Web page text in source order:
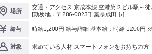
書類の記入案内 ・パスポート読み取り端末の操作補助
る 補助業務をお任せします！ ※立ち仕事が中心になります。 国内外問
ざまな方とコミュニケーションを取る 機会がありますが
せん。 もちろん外国語が話せる方は、 ご自身の語学力を思う存分発揮
者大歓迎！／ 幅広い年齢層のスタッフが活躍しています。 ＼
ークOK！スキマ時間に／ ＊Wワーク・副業可 ＊家事の
退職後にフルタイムで など あなたのライフスタイルに合
場所
交通・アクセス 京成本線 空港第２ビル駅～徒
[勤務地：〒286-0023千葉県成田市]
給与 時
対象
求めている人材 スマートフォンをお持ちの方